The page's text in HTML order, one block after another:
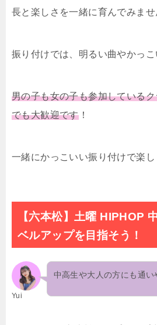
長と楽しさを一緒に育んでみませ
振り付けでは、明るい曲やかっこ
男の子も女の子も参加している
でも大歓迎です！
一緒にかっこいい振り付けで楽し
【六本松】土曜 HIPHOP
ベルアップを目指そう！
Yui
中高生や大人の方にも通い